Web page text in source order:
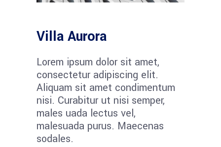
Villa Aurora
Lorem ipsum dolor sit amet,
consectetur adipiscing elit.
Aliquam sit amet condimentum
nisi. Curabitur ut nisi semper,
males uada lectus vel,
malesuada purus. Maecenas
sodales.